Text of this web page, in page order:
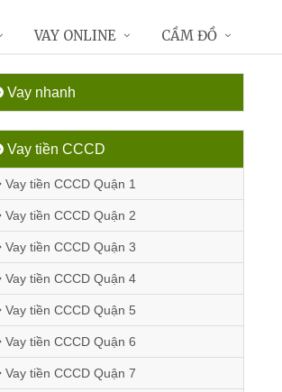
Vay nhanh
Vay tiền CCCD
Vay tiền CCCD Quận 1
Vay tiền CCCD Quận 2
Vay tiền CCCD Quận 3
Vay tiền CCCD Quận 4
Vay tiền CCCD Quận 5
Vay tiền CCCD Quận 6
Vay tiền CCCD Quận 7
VAY ONLINE CẦM ĐỒ